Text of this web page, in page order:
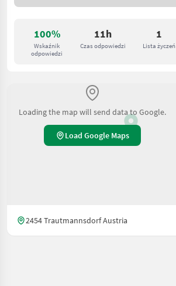
100%
Wskaźnik
odpowiedzi
11h
Czas odpowiedzi
1
Lista życzeń
Loading the map will send data to Google.
Load Google Maps
2454 Trautmannsdorf Austria